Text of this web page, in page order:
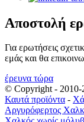
Αποστολή
Για ερωτήσεις
εμάς και θα
έρευνα τώρα
© Copyright - 2010-
Καυτά προϊόντα -
Αργυρόφερτος